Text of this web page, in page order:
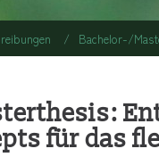
Bachelor-/
für das